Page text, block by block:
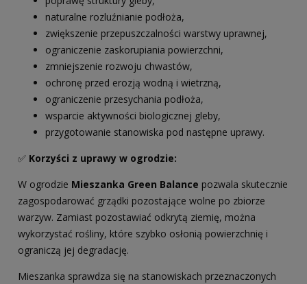
naturalne rozluźnianie podłoża,
zwiększenie przepuszczalności warstwy uprawnej,
ograniczenie zaskorupiania powierzchni,
zmniejszenie rozwoju chwastów,
ochronę przed erozją wodną i wietrzną,
ograniczenie przesychania podłoża,
wsparcie aktywności biologicznej gleby,
przygotowanie stanowiska pod następne uprawy.
✅ Korzyści z uprawy w ogrodzie:
W ogrodzie Mieszanka Green Balance pozwala skutecznie
zagospodarować grządki pozostające wolne po zbiorze
warzyw. Zamiast pozostawiać odkrytą ziemię, można
wykorzystać rośliny, które szybko osłonią powierzchnię i
ograniczą jej degradację.
Mieszanka sprawdza się na stanowiskach przeznaczonych